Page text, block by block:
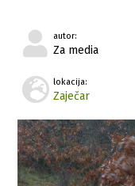
autor:
Za media
lokacija:
Zaječar